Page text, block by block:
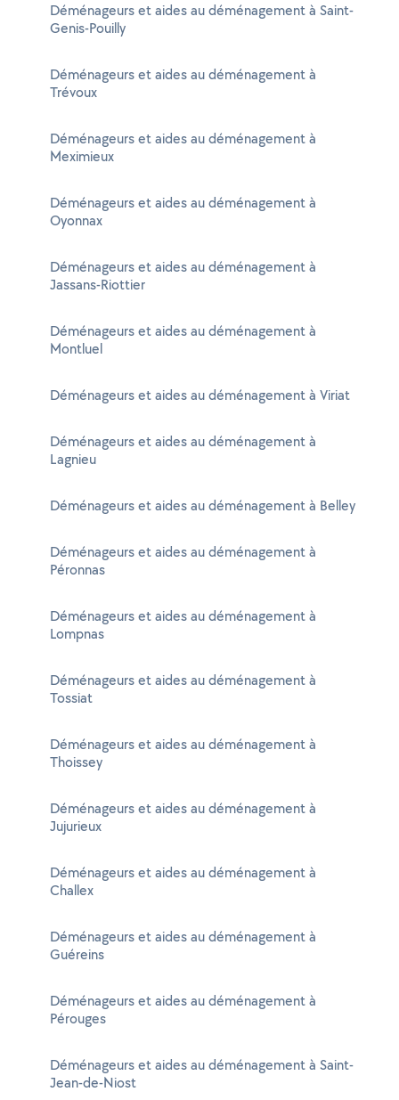
Déménageurs et aides au déménagement à Saint-
Genis-Pouilly
Déménageurs et aides au déménagement à
Trévoux
Déménageurs et aides au déménagement à
Meximieux
Déménageurs et aides au déménagement à
Oyonnax
Déménageurs et aides au déménagement à
Jassans-Riottier
Déménageurs et aides au déménagement à
Montluel
Déménageurs et aides au déménagement à Viriat
Déménageurs et aides au déménagement à
Lagnieu
Déménageurs et aides au déménagement à Belley
Déménageurs et aides au déménagement à
Péronnas
Déménageurs et aides au déménagement à
Lompnas
Déménageurs et aides au déménagement à
Tossiat
Déménageurs et aides au déménagement à
Thoissey
Déménageurs et aides au déménagement à
Jujurieux
Déménageurs et aides au déménagement à
Challex
Déménageurs et aides au déménagement à
Guéreins
Déménageurs et aides au déménagement à
Pérouges
Déménageurs et aides au déménagement à Saint-
Jean-de-Niost